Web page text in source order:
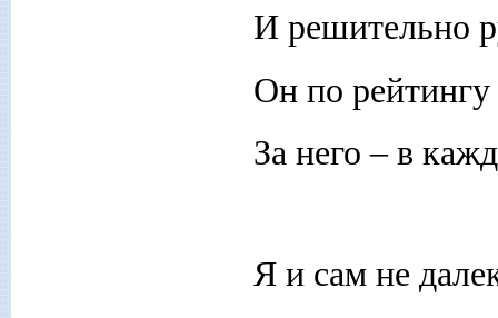
И решительно
Он по
За него – в
Я и сам не